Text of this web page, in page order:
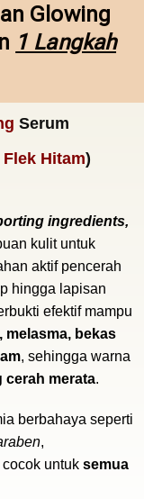
Glowing
1 Langkah
Serum
Flek Hitam)
ingredients,
kulit untuk
aktif pencerah
hingga lapisan
efektif mampu
melasma, bekas
, sehingga warna
cerah merata.
berbahaya seperti
,
untuk semua